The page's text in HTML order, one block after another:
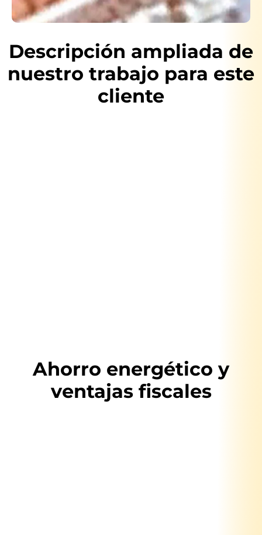
Descripción ampliada de
nuestro trabajo para este
cliente
Ahorro energético y
ventajas fiscales